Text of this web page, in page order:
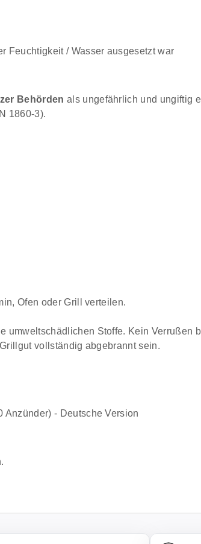
Feuchtigkeit / Wasser ausgesetzt war
Behörden als ungefährlich und ungiftig
1860-3).
Ofen oder Grill verteilen.
umweltschädlichen Stoffe. Kein Verrußen
vollständig abgebrannt sein.
- Deutsche Version